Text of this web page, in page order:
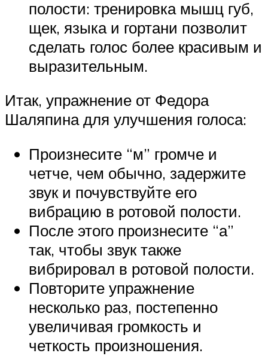
полости: тренировка мышц губ,
щек, языка и гортани позволит
сделать голос более красивым и
выразительным.
Итак, упражнение от Федора
Шаляпина для улучшения голоса:
Произнесите “м” громче и
четче, чем обычно, задержите
звук и почувствуйте его
вибрацию в ротовой полости.
После этого произнесите “а”
так, чтобы звук также
вибрировал в ротовой полости.
Повторите упражнение
несколько раз, постепенно
увеличивая громкость и
четкость произношения.